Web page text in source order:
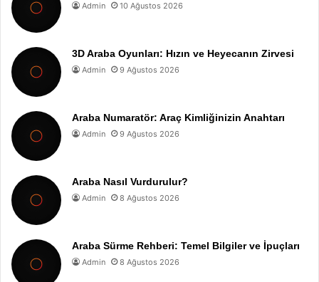
Admin 10 Ağustos 2026
3D Araba Oyunları: Hızın ve Heyecanın Zirvesi
Admin 9 Ağustos 2026
Araba Numaratör: Araç Kimliğinizin Anahtarı
Admin 9 Ağustos 2026
Araba Nasıl Vurdurulur?
Admin 8 Ağustos 2026
Araba Sürme Rehberi: Temel Bilgiler ve İpuçları
Admin 8 Ağustos 2026